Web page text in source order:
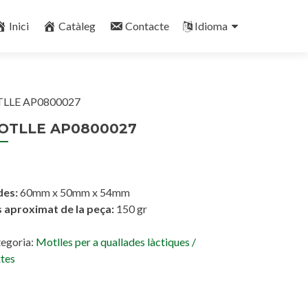
Inici Catàleg Contacte Idioma
AP0800027
AP0800027
60mm x 50mm x 54mm
aproximat de la peça: 150 gr
Motlles per a quallades làctiques /